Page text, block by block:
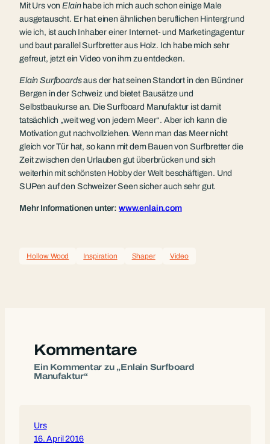
Mit Urs vonElainhabe ich mich auch schon einige Male
ausgetauscht. Er hat einen ähnlichen beruflichen Hintergrund
wie ich, ist auch Inhaber einer Internet- und Marketingagentur
und baut parallel Surfbretter aus Holz. Ich habe mich sehr
gefreut, jetzt ein Video von ihm zu entdecken.
Elain Surfboardsaus der hat seinen Standort in den Bündner
Bergen in der Schweiz und bietet Bausätze und
Selbstbaukurse an. Die Surfboard Manufaktur ist damit
tatsächlich „weit weg von jedem Meer“. Aber ich kann die
Motivation gut nachvollziehen. Wenn man das Meer nicht
gleich vor Tür hat, so kann mit dem Bauen von Surfbretter die
Zeit zwischen den Urlauben gut überbrücken und sich
weiterhin mit schönsten Hobby der Welt beschäftigen. Und
SUPen auf den Schweizer Seen sicher auch sehr gut.
Mehr Informationen unter: www.enlain.com
Hollow Wood Inspiration Shaper Video
Kommentare
Ein Kommentar zu „Enlain Surfboard
Manufaktur“
Urs
16. April 2016